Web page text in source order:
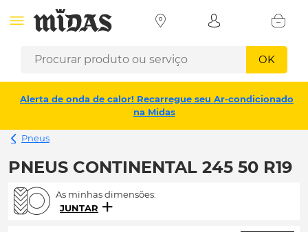
OK
Alerta de onda de calor! Recarregue seu Ar-condicionado
na Midas
Pneus
PNEUS CONTINENTAL 245 50 R19
As minhas dimensões:
JUNTAR